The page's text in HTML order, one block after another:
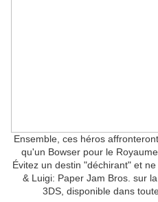
Ensemble, ces héros
qu'un Bowser pour le
Évitez un destin "déchirant" et
& Luigi: Paper Jam Bros. sur
3DS, disponible dans